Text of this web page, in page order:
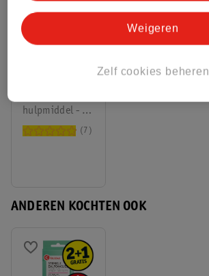
Pleisters
hulpmiddel - 8
stuks
7
ANDEREN KOCHTEN OOK
Zelf cookies beheren
Weigeren